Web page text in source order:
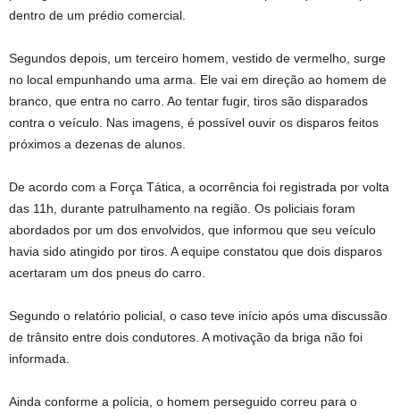
dentro de um prédio comercial.
Segundos depois, um terceiro homem, vestido de vermelho, surge
no local empunhando uma arma. Ele vai em direção ao homem de
branco, que entra no carro. Ao tentar fugir, tiros são disparados
contra o veículo. Nas imagens, é possível ouvir os disparos feitos
próximos a dezenas de alunos.
De acordo com a Força Tática, a ocorrência foi registrada por volta
das 11h, durante patrulhamento na região. Os policiais foram
abordados por um dos envolvidos, que informou que seu veículo
havia sido atingido por tiros. A equipe constatou que dois disparos
acertaram um dos pneus do carro.
Segundo o relatório policial, o caso teve início após uma discussão
de trânsito entre dois condutores. A motivação da briga não foi
informada.
Ainda conforme a polícia, o homem perseguido correu para o